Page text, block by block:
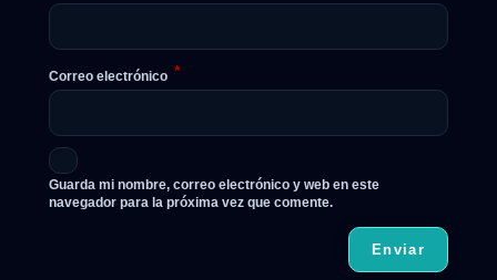
Correo electrónico *
Guarda mi nombre, correo electrónico y web en este
navegador para la próxima vez que comente.